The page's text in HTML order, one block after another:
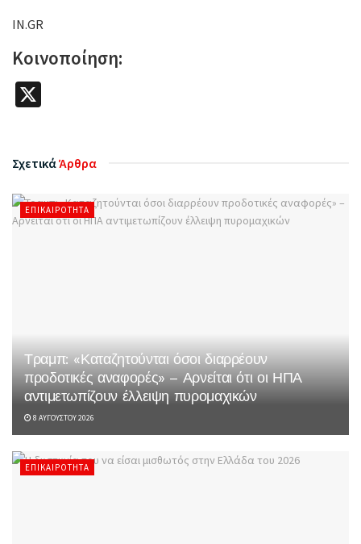
IN.GR
Κοινοποίηση:
ΣχετικάΆρθρα
ΕΠΙΚΑΙΡΌΤΗΤΑ
Τραμπ: «Καταζητούνται όσοι διαρρέουν
προδοτικές αναφορές» – Αρνείται ότι οι ΗΠΑ
αντιμετωπίζουν έλλειψη πυρομαχικών
8 ΑΥΓΟΎΣΤΟΥ 2026
ΕΠΙΚΑΙΡΌΤΗΤΑ